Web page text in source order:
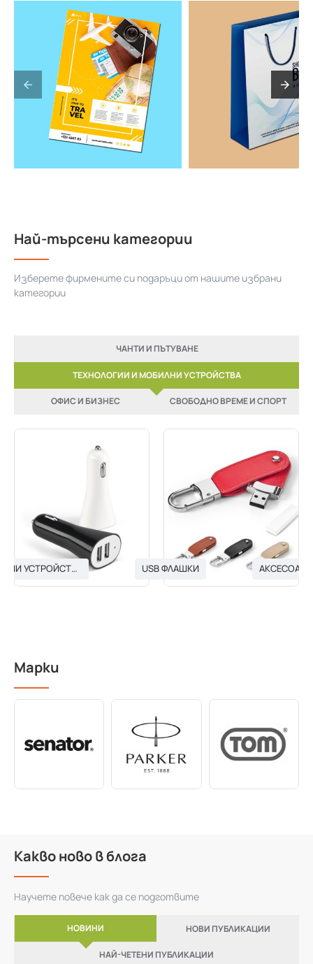
Най-търсени категории
Изберете фирмените си подаръци от нашите избрани
ЧАНТИ И ПЪТУВАНЕ
ТЕХНОЛОГИИ И МОБИЛНИ УСТРОЙСТВА
Марки
Какво ново в блога
НОВИНИ